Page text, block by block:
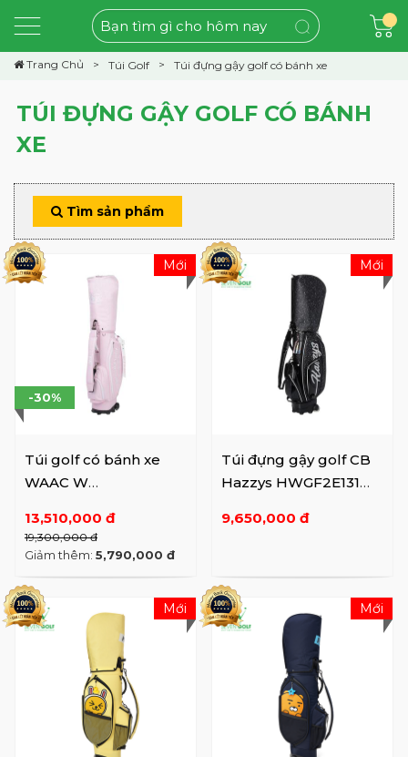
Trang Chủ Túi Golf Túi đựng gậy golf có bánh xe
TÚI ĐỰNG GẬY GOLF CÓ BÁNH
XE
Tìm sản phẩm
Túi golf có bánh xe
WAAC W
13,510,000 đ
19,300,000 đ
-30%
Giảm thêm: 5,790,000 đ
Mới
Túi đựng gậy golf CB
Hazzys HWGF2E131
9,650,000 đ
Mới
Mới Mới